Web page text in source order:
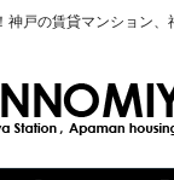
戸の賃貸マンション